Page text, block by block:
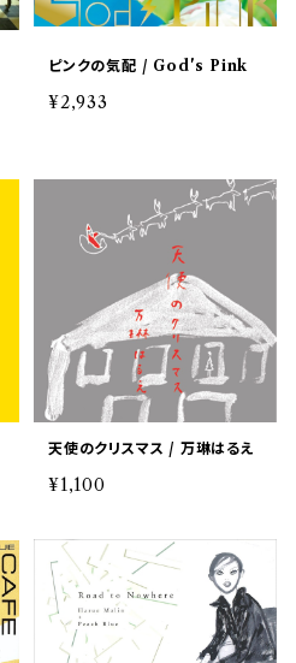
ピンクの気配 / God's Pink
¥2,933
天使のクリスマス / 万琳はるえ
¥1,100